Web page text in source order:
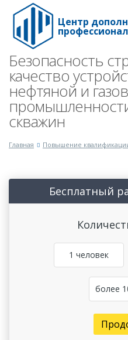
Центр
Безопасность
качество
нефтяной и
скважин
Главная Повышение
Бесплатный
1 человек
более